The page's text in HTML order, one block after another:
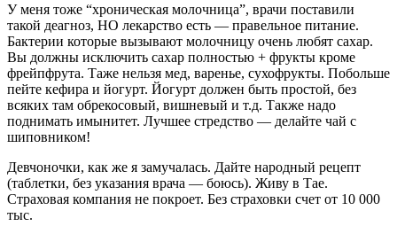
У меня тоже “хроническая молочница”, врачи поставили
такой деагноз, НО лекарство есть — правельное питание.
Бактерии которые вызывают молочницу очень любят сахар.
Вы должны исключить сахар полностью + фрукты кроме
фрейпфрута. Таже нельзя мед, варенье, сухофрукты. Побольше
пейте кефира и йогурт. Йогурт должен быть простой, без
всяких там обрекосовый, вишневый и т.д. Также надо
поднимать имынитет. Лучшее стредство — делайте чай с
шиповником!
Девчоночки, как же я замучалась. Дайте народный рецепт
(таблетки, без указания врача — боюсь). Живу в Тае.
Страховая компания не покроет. Без страховки счет от 10 000
тыс.